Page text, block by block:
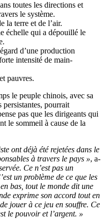
toutes les directions et
le système.
la terre et de l’air.
échelle qui a dépouillé le
d’une production
intensité de main-
pauvres.
le peuple chinois, avec sa
persistantes, pourrait
pas que les dirigeants qui
le sommeil à cause de la
ont déjà été rejetées dans le
à travers le pays », a-
Ce n’est pas un
un problème de ce que les
bas, tout le monde dit une
exprime son accord tout en
jouer à ce jeu en souffre. Ce
le pouvoir et l’argent. »